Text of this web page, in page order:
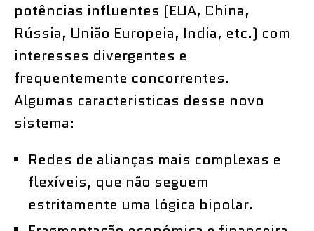
potências influentes (EUA, China,
Rússia, União Europeia, India, etc.) com
interesses divergentes e
frequentemente concorrentes.
Algumas caracteristicas desse novo
sistema:
Redes de alianças mais complexas e
flexíveis, que não seguem
estritamente uma lógica bipolar.